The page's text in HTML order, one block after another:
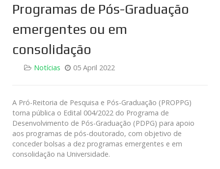
Programas de Pós-Graduação
emergentes ou em
consolidação
Notícias 05 April 2022
A Pró-Reitoria de Pesquisa e Pós-Graduação (PROPPG)
torna pública o Edital 004/2022 do Programa de
Desenvolvimento de Pós-Graduação (PDPG) para apoio
aos programas de pós-doutorado, com objetivo de
conceder bolsas a dez programas emergentes e em
consolidação na Universidade.